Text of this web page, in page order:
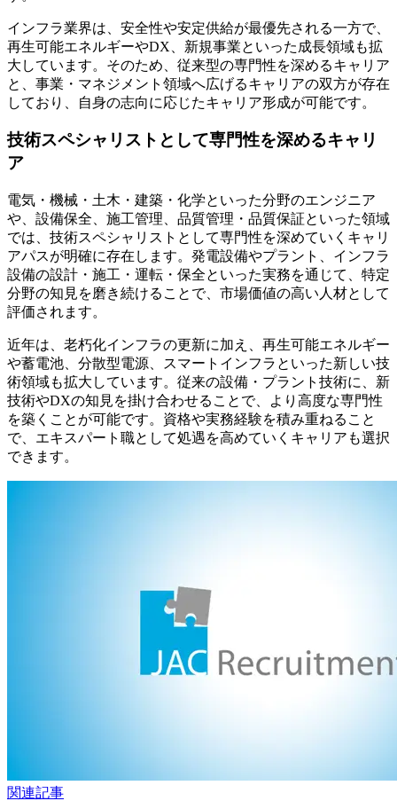
インフラ業界は、安全性や安定供給が最優先される一方で、
再生可能エネルギーやDX、新規事業といった成長領域も拡
大しています。そのため、従来型の専門性を深めるキャリア
と、事業・マネジメント領域へ広げるキャリアの双方が存在
しており、自身の志向に応じたキャリア形成が可能です。
技術スペシャリストとして専門性を深めるキャリ
ア
電気・機械・土木・建築・化学といった分野のエンジニア
や、設備保全、施工管理、品質管理・品質保証といった領域
では、技術スペシャリストとして専門性を深めていくキャリ
アパスが明確に存在します。発電設備やプラント、インフラ
設備の設計・施工・運転・保全といった実務を通じて、特定
分野の知見を磨き続けることで、市場価値の高い人材として
評価されます。
近年は、老朽化インフラの更新に加え、再生可能エネルギー
や蓄電池、分散型電源、スマートインフラといった新しい技
術領域も拡大しています。従来の設備・プラント技術に、新
技術やDXの知見を掛け合わせることで、より高度な専門性
を築くことが可能です。資格や実務経験を積み重ねること
で、エキスパート職として処遇を高めていくキャリアも選択
できます。
関連記事